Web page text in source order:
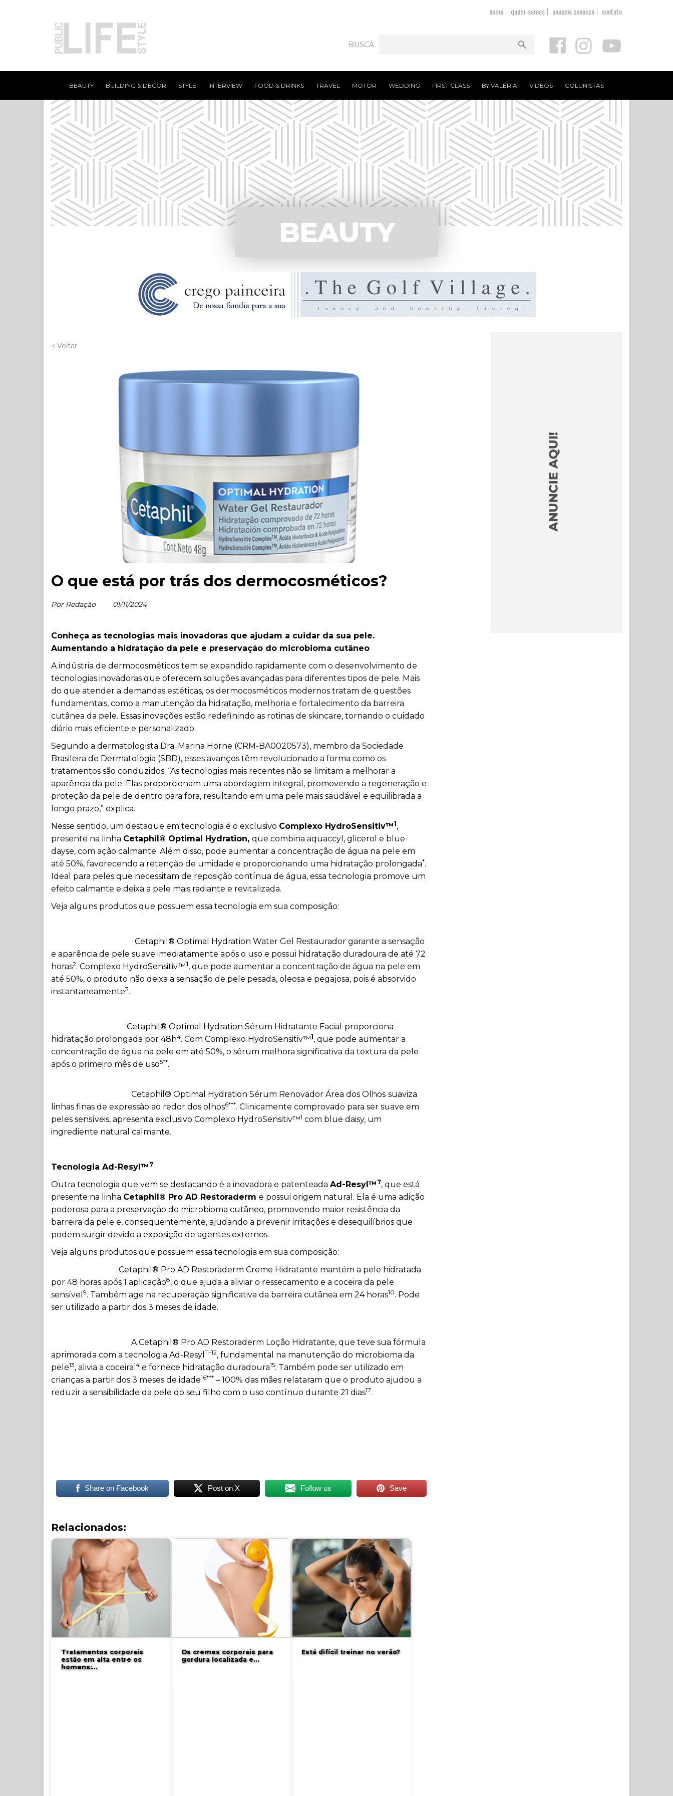
home quem-somos anuncie conosco contato
BUSCA
BEAUTY BUILDING & DECOR STYLE INTERVIEW FOOD & DRINKS TRAVEL MOTOR WEDDING FIRST CLASS BY VALÉRIA VÍDEOS COLUNISTAS
BEAUTY
< Voltar
O que está por trás dos dermocosméticos?
Por Redação 01/11/2024
Conheça as tecnologias mais inovadoras que ajudam a cuidar da sua pele.
Aumentando a hidratação da pele e preservação do microbioma cutâneo
A indústria de dermocosméticos tem se expandido rapidamente com o desenvolvimento de
tecnologias inovadoras que oferecem soluções avançadas para diferentes tipos de pele. Mais
do que atender a demandas estéticas, os dermocosméticos modernos tratam de questões
fundamentais, como a manutenção da hidratação, melhoria e fortalecimento da barreira
cutânea da pele. Essas inovações estão redefinindo as rotinas de skincare, tornando o cuidado
diário mais eficiente e personalizado.
Segundo a dermatologista Dra. Marina Horne (CRM-BA0020573), membro da Sociedade
Brasileira de Dermatologia (SBD), esses avanços têm revolucionado a forma como os
tratamentos são conduzidos. “As tecnologias mais recentes não se limitam a melhorar a
aparência da pele. Elas proporcionam uma abordagem integral, promovendo a regeneração e
proteção da pele de dentro para fora, resultando em uma pele mais saudável e equilibrada a
longo prazo,” explica.
Nesse sentido, um destaque em tecnologia é o exclusivo Complexo HydroSensitiv™1,
presente na linha Cetaphil® Optimal Hydration, que combina aquaccyl, glicerol e blue
dayse, com ação calmante. Além disso, pode aumentar a concentração de água na pele em
até 50%, favorecendo a retenção de umidade e proporcionando uma hidratação prolongada*.
Ideal para peles que necessitam de reposição contínua de água, essa tecnologia promove um
efeito calmante e deixa a pele mais radiante e revitalizada.
Veja alguns produtos que possuem essa tecnologia em sua composição:
Cetaphil® Optimal Hydration Water Gel Restaurador garante a sensação
e aparência de pele suave imediatamente após o uso e possui hidratação duradoura de até 72
horas2. Complexo HydroSensitiv™1, que pode aumentar a concentração de água na pele em
até 50%, o produto não deixa a sensação de pele pesada, oleosa e pegajosa, pois é absorvido
instantaneamente3.
Cetaphil® Optimal Hydration Sérum Hidratante Facial
proporciona
hidratação prolongada por 48h4. Com Complexo HydroSensitiv™1, que pode aumentar a
concentração de água na pele em até 50%, o sérum melhora significativa da textura da pele
após o primeiro mês de uso5**.
Cetaphil® Optimal Hydration Sérum Renovador Área dos Olhos suaviza
linhas finas de expressão ao redor dos olhos6***. Clinicamente comprovado para ser suave em
peles sensíveis, apresenta exclusivo Complexo HydroSensitiv™1 com blue daisy, um
ingrediente natural calmante.
Tecnologia Ad-Resyl™ 7
Outra tecnologia que vem se destacando é a inovadora e patenteada Ad-Resyl™ 7, que está
presente na linha Cetaphil® Pro AD Restoraderm e possui origem natural. Ela é uma adição
poderosa para a preservação do microbioma cutâneo, promovendo maior resistência da
barreira da pele e, consequentemente, ajudando a prevenir irritações e desequilíbrios que
podem surgir devido a exposição de agentes externos.
Veja alguns produtos que possuem essa tecnologia em sua composição:
Cetaphil® Pro AD Restoraderm Creme Hidratante mantém a pele hidratada
por 48 horas após 1 aplicação8, o que ajuda a aliviar o ressecamento e a coceira da pele
sensível 9. Também age na recuperação significativa da barreira cutânea em 24 horas10. Pode
ser utilizado a partir dos 3 meses de idade.
ACetaphil® Pro AD Restoraderm Loção Hidratante, que teve sua fórmula
aprimorada com a tecnologia Ad-Resyl 11-12, fundamental na manutenção do microbioma da
pele13, alivia a coceira14 e fornece hidratação duradoura15. Também pode ser utilizado em
crianças a partir dos 3 meses de idade16*** – 100% das mães relataram que o produto ajudou a
reduzir a sensibilidade da pele do seu filho com o uso contínuo durante 21 dias17.
Share on Facebook Post on X Follow us Save
Relacionados:
Tratamentos corporais
estão em alta entre os
homens:…
Os cremes corporais para
gordura localizada e…
Está difícil treinar no verão?